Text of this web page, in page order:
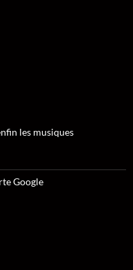
les musiques
Google